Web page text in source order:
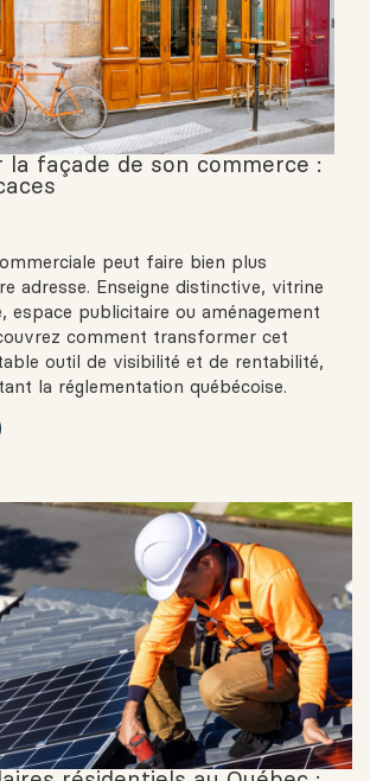
la façade de son commerce :
peut faire bien plus
adresse. Enseigne distinctive, vitrine
espace publicitaire ou aménagement
comment transformer cet
outil de visibilité et de rentabilité,
la réglementation québécoise.